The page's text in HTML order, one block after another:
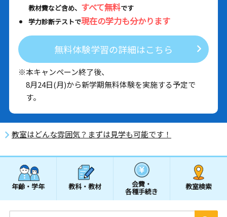
教材費など含め、 すべて無料です
学力診断テストで現在の学力も分かります
無料体験学習の詳細はこちら
※本キャンペーン終了後、
8月24日(月)から新学期無料体験を実施する予定で
す。
教室はどんな雰囲気？まずは見学も可能です！
年齢・学年 教科・教材 会費・
各種手続き
教室検索